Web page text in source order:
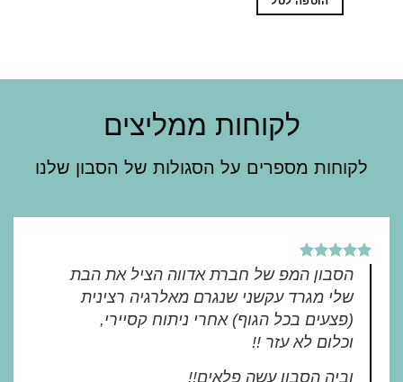
לקוחות ממליצים
לקוחות מספרים על הסגולות של הסבון שלנו
הסבון המפ של חברת אדווה הציל את הבת
שלי מגרד עקשני שנגרם מאלרגיה רצינית
(פצעים בכל הגוף) אחרי ניתוח קסיירי,
וכלום לא עזר !!
וביה הסבון עשה פלאים!!